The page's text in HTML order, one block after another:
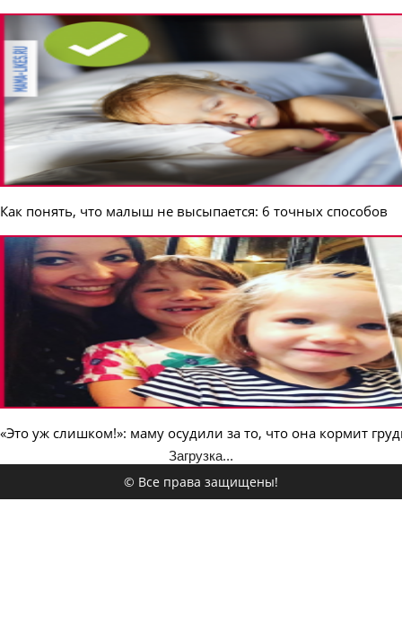
Как понять, что малыш не высыпается: 6 точных способов
«Это уж слишком!»: маму осудили за то, что она кормит
Загрузка...
© Все права защищены!